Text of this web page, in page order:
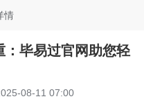
情
：毕易过官网助您轻
08-11 07:00